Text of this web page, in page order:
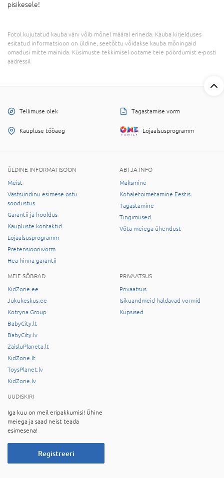
pisikesele!
Fotol kujutatud kauba värv võib mõnel määral erineda. Kauba kirjelduses
esitatud informatsioon on üldine, seetõttu võidakse kauba mõningaid
omadusi mitte mainida. Küsimuste tekkimisel ootame teie pöördumist e-posti
aadressil
Tellimuse olek Tagastamise vorm
Kaupluse tööaeg Lojaalsusprogramm
ÜLDINE INFORMATISOON
Meist
Vastsündinu esimese ostu
soodustus
Garantii ja hooldus
Kaupluste kontaktid
Lojaalsusprogramm
Pretensioonivorm
Hea hinna garantii
ABI JA INFO
Maksmine
Kohaletoimetamine Eestis
Tagastamine
Tingimused
Võta meiega ühendust
MEIE SÕBRAD
KidZone.ee
Jukukeskus.ee
Kotryna Group
BabyCity.lt
BabyCity.lv
ZaisluPlaneta.lt
KidZone.lt
ToysPlanet.lv
KidZone.lv
PRIVAATSUS
Privaatsus
Isikuandmeid haldavad vormid
Küpsised
UUDISKIRI
Iga kuu on meil eripakkumisi! Ühine
meiega ja saad neist teada
esimesena!
Registreeri